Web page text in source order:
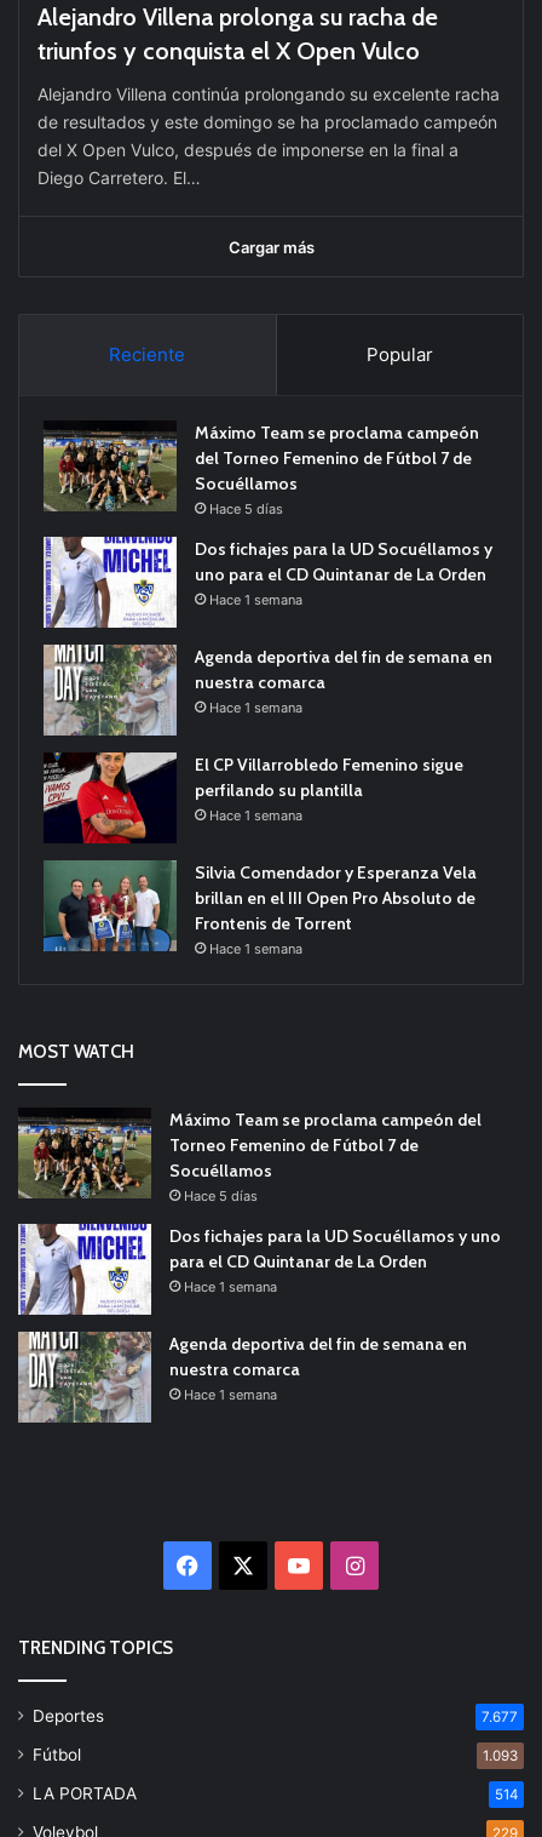
Alejandro Villena prolonga su racha de
triunfos y conquista el X Open Vulco
Alejandro Villena continúa prolongando su excelente racha
de resultados y este domingo se ha proclamado campeón
del X Open Vulco, después de imponerse en la final a
Diego Carretero. El…
Cargar más
Reciente Popular
Máximo Team se proclama campeón
del Torneo Femenino de Fútbol 7 de
Socuéllamos
Hace 5 días
Dos fichajes para la UD Socuéllamos y
uno para el CD Quintanar de La Orden
Hace 1 semana
Agenda deportiva del fin de semana en
nuestra comarca
Hace 1 semana
El CP Villarrobledo Femenino sigue
perfilando su plantilla
Hace 1 semana
Silvia Comendador y Esperanza Vela
brillan en el III Open Pro Absoluto de
Frontenis de Torrent
Hace 1 semana
MOST WATCH
Máximo Team se proclama campeón del
Torneo Femenino de Fútbol 7 de
Socuéllamos
Hace 5 días
Dos fichajes para la UD Socuéllamos y uno
para el CD Quintanar de La Orden
Hace 1 semana
Agenda deportiva del fin de semana en
nuestra comarca
Hace 1 semana
Facebook YouTubeInstagram
TRENDING TOPICS
Deportes 7.677
Fútbol 1.093
LA PORTADA 514
Voleybol 229